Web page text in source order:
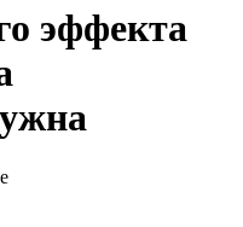
эффекта